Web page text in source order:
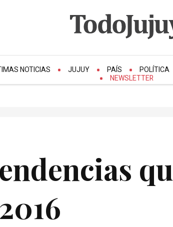
NOTICIAS JUJUY PAÍS POLÍTICA
NEWSLETTER